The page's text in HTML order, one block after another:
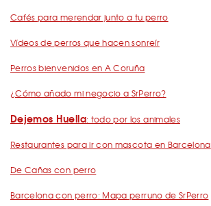
Cafés para merendar junto a tu perro
Vídeos de perros que hacen sonreír
Perros bienvenidos en A Coruña
¿Cómo añado mi negocio a SrPerro?
Dejemos Huella: todo por los animales
Restaurantes para ir con mascota en Barcelona
De Cañas con perro
Barcelona con perro: Mapa perruno de SrPerro